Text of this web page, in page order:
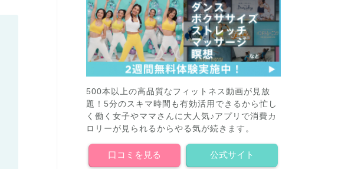
500本以上の高品質なフィットネス動画が見放
題！5分のスキマ時間も有効活用できるから忙し
く働く女子やママさんに大人気♪アプリで消費カ
ロリーが見られるからやる気が続きます。
口コミを見る 公式サイト